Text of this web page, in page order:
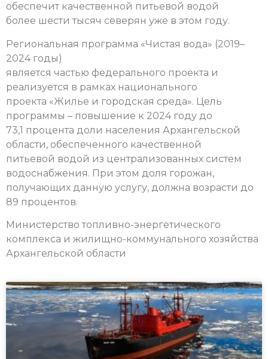
обеспечит качественной питьевой водой
более шести тысяч северян уже в этом году.
Региональная программа «Чистая вода» (2019–
2024 годы)
является частью федерального проекта и
реализуется в рамках национального
проекта «Жилье и городская среда». Цель
программы – повышение к 2024 году до
73,1 процента доли населения Архангельской
области, обеспеченного качественной
питьевой водой из централизованных систем
водоснабжения. При этом доля горожан,
получающих данную услугу, должна возрасти до
89 процентов.
Министерство топливно-энергетического
комплекса и жилищно-коммунального хозяйства
Архангельской области